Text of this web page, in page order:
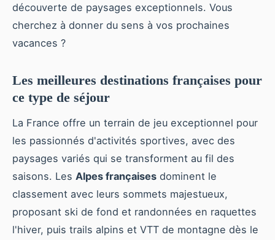
découverte de paysages exceptionnels. Vous
cherchez à donner du sens à vos prochaines
vacances ?
Les meilleures destinations françaises pour
ce type de séjour
La France offre un terrain de jeu exceptionnel pour
les passionnés d'activités sportives, avec des
paysages variés qui se transforment au fil des
saisons. Les Alpes françaises dominent le
classement avec leurs sommets majestueux,
proposant ski de fond et randonnées en raquettes
l'hiver, puis trails alpins et VTT de montagne dès le